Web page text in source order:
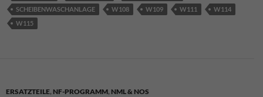
SCHEIBENWASCHANLAGE
W108 W109 W111
W114
W115
ERSATZTEILE, NF-PROGRAMM, NML & NOS